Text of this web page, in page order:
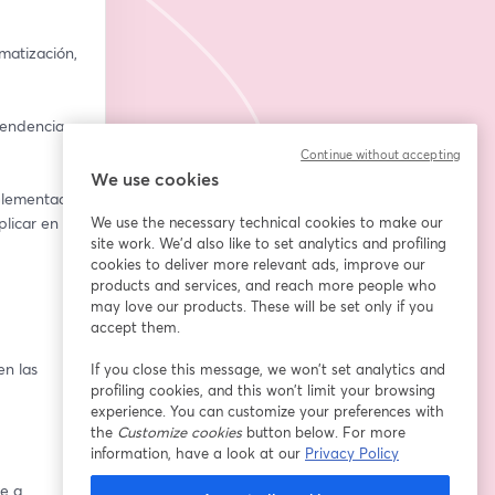
en tu
las
a
We use cookies
We use the necessary technical cookies to make our
site work. We'd also like to set analytics and profiling
cookies to deliver more relevant ads, improve our
products and services, and reach more people who
may love our products. These will be set only if you
accept them.
If you close this message, we won’t set analytics and
profiling cookies, and this won’t limit your browsing
experience. You can customize your preferences with
the Customize cookiesbutton below. For more
information, have a look at our Privacy Policy
Continue without accepting